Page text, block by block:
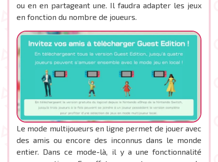
ou en en partageant une. Il faudra adapter les jeux
en fonction du nombre de joueurs.
Le mode multijoueurs en ligne permet de jouer avec
des amis ou encore des inconnus dans le monde
entier. Dans ce mode-là, il y a une fonctionnalité